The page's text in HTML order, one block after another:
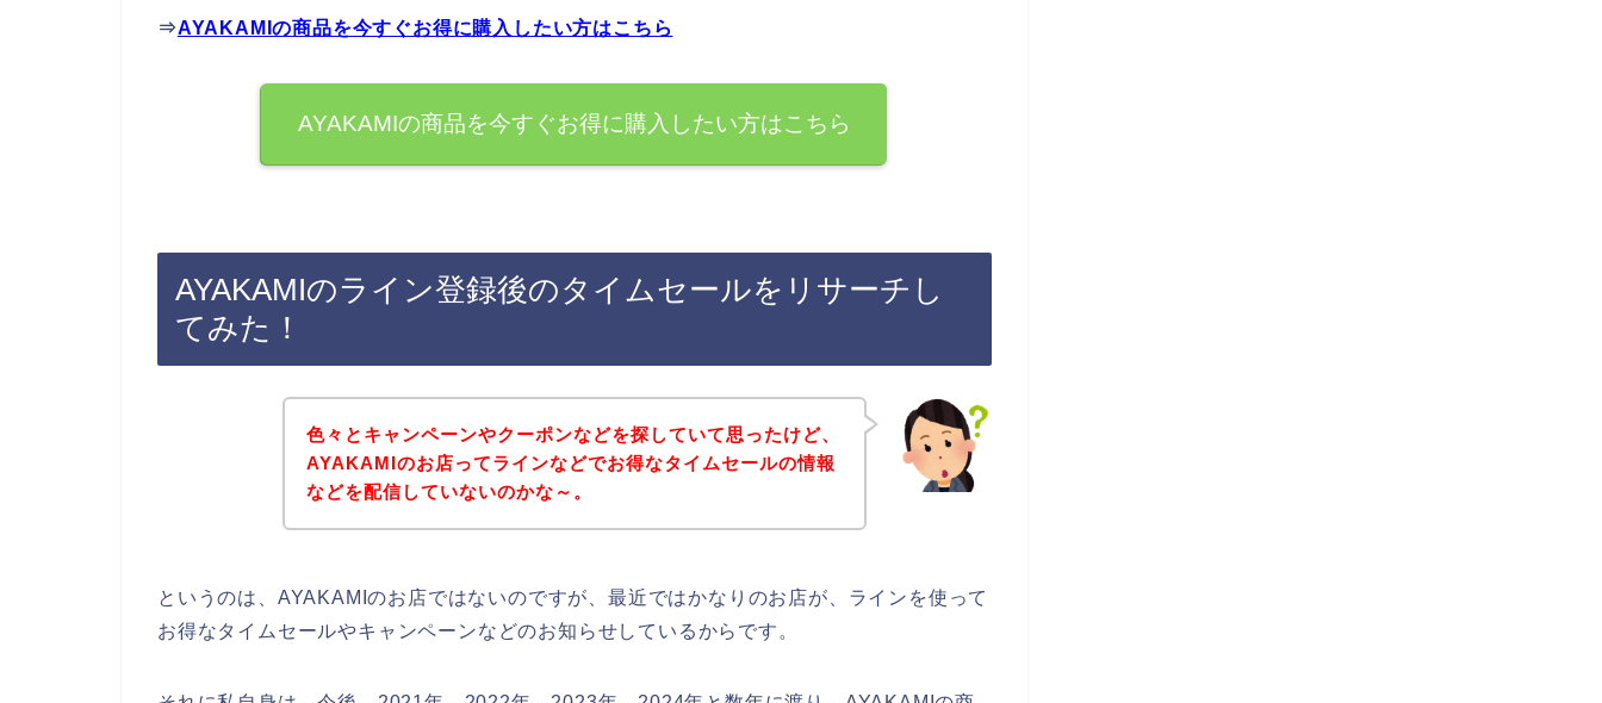
⇒AYAKAMIの商品を今すぐお得に購入したい方はこちら
AYAKAMIの商品を今すぐお得に購入したい方はこちら
AYAKAMIのライン登録後のタイムセールをリサーチし
てみた！
色々とキャンペーンやクーポンなどを探していて思ったけど、
AYAKAMIのお店ってラインなどでお得なタイムセールの情報
などを配信していないのかな～。
というのは、AYAKAMIのお店ではないのですが、最近ではかなりのお店が、ラインを使って
お得なタイムセールやキャンペーンなどのお知らせしているからです。